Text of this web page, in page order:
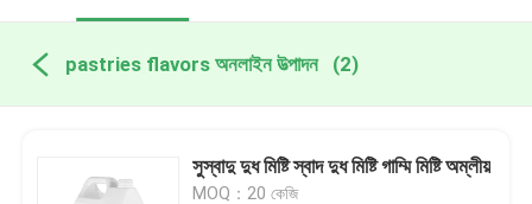
pastries flavors অনলাইন উত্পাদন (2)
সুস্বাদু দুধ মিষ্টি স্বাদ দুধ মিষ্টি গাম্মি মিষ্টি অম্লীয়
MOQ：20 কেজি